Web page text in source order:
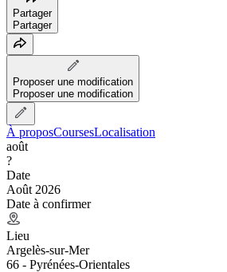
Partager
Partager
Proposer une modification
Proposer une modification
À proposCoursesLocalisation
août
?
Date
Août 2026
Date à confirmer
Lieu
Argelès-sur-Mer
66 - Pyrénées-Orientales